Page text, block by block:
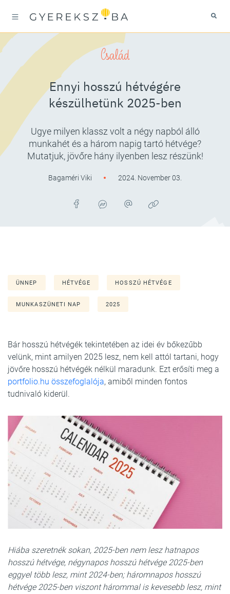
Család
Ennyi hosszú hétvégére
készülhetünk 2025-ben
Ugye milyen klassz volt a négy napból álló
munkahét és a három napig tartó hétvége?
Mutatjuk, jövőre hány ilyenben lesz részünk!
Bagaméri Viki 2024. November 03.
ÜNNEP HÉTVÉGE HOSSZÚ HÉTVÉGE
MUNKASZÜNETI NAP 2025
Bár hosszú hétvégék tekintetében az idei év bőkezűbb
velünk, mint amilyen 2025 lesz, nem kell attól tartani, hogy
jövőre hosszú hétvégék nélkül maradunk. Ezt erősíti meg a
portfolio.hu összefoglalója, amiből minden fontos
tudnivaló kiderül.
Hiába szeretnék sokan, 2025-ben nem lesz hatnapos
hosszú hétvége, négynapos hosszú hétvége 2025-ben
eggyel több lesz, mint 2024-ben; háromnapos hosszú
hétvége 2025-ben viszont hárommal is kevesebb lesz, mint